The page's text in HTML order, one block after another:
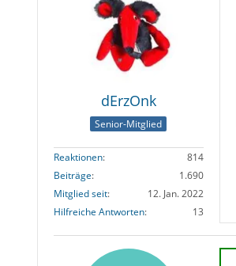
dErzOnk
Senior-Mitglied
Reaktionen
814
Beiträge
1.690
Mitglied seit
12. Jan. 2022
Hilfreiche Antworten
13